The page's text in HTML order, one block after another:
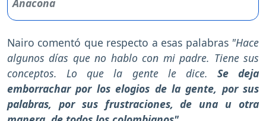
Nairo comentó que respecto a esas palabras "Hace
algunos días que no hablo con mi padre. Tiene sus
conceptos. Lo que la gente le dice. Se deja
emborrachar por los elogios de la gente, por sus
palabras, por sus frustraciones, de una u otra